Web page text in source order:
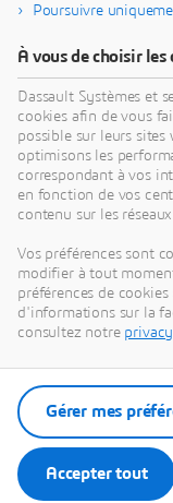
entreprises
SIMULIA, un
aéronautique et
service de la
3DEXPERIENCE
d’équipements de
d’informations sur
:https://
Poursuivre
À vous de choisir
Dassault Systèmes et
cookies afin de vous
possible sur leurs
optimisons les
correspondant à vos
en fonction de vos
contenu sur les
Vos préférences sont
modifier à tout
préférences de
d'informations sur la
consultez notre
Accepter tout
Gérer mes